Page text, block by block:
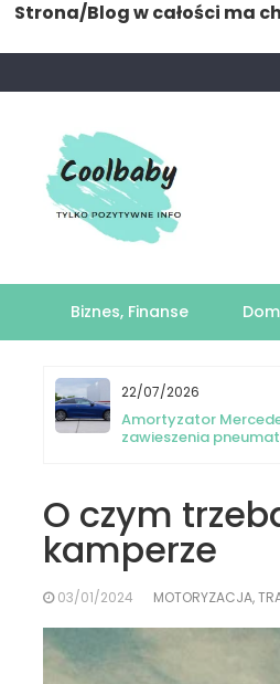
Strona/Blog w całości ma
to
Biznes, Finanse
22/07/2026
Amortyzator
zawieszenia
O czym
kamperze
03/01/2024 MOTORYZACJA,